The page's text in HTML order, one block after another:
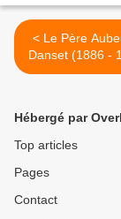
< Le Père Aubert (Pierre)
Danset (1886 -
Religieux au
Hébergé par
Top articles
Pages
Contact